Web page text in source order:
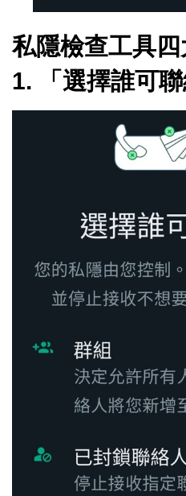
私隱檢查工具四
1. 「選擇誰可聯